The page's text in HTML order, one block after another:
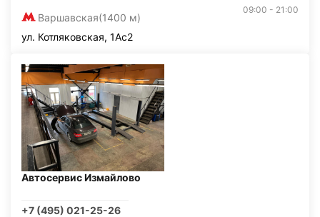
Варшавская(1400 м)
09:00 - 21:00
ул. Котляковская, 1Ас2
Автосервис Измайлово
+7 (495) 021-25-26